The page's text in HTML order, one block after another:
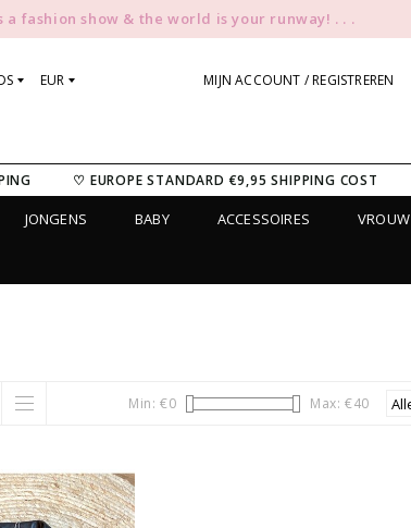
a fashion show & the world is your runway! . . .
EUR MIJN ACCOUNT / REGISTREREN
♡ EUROPE STANDARD €9,95 SHIPPING COST
JONGENS BABY ACCESSOIRES VROUW
Min: €0 Max: €40